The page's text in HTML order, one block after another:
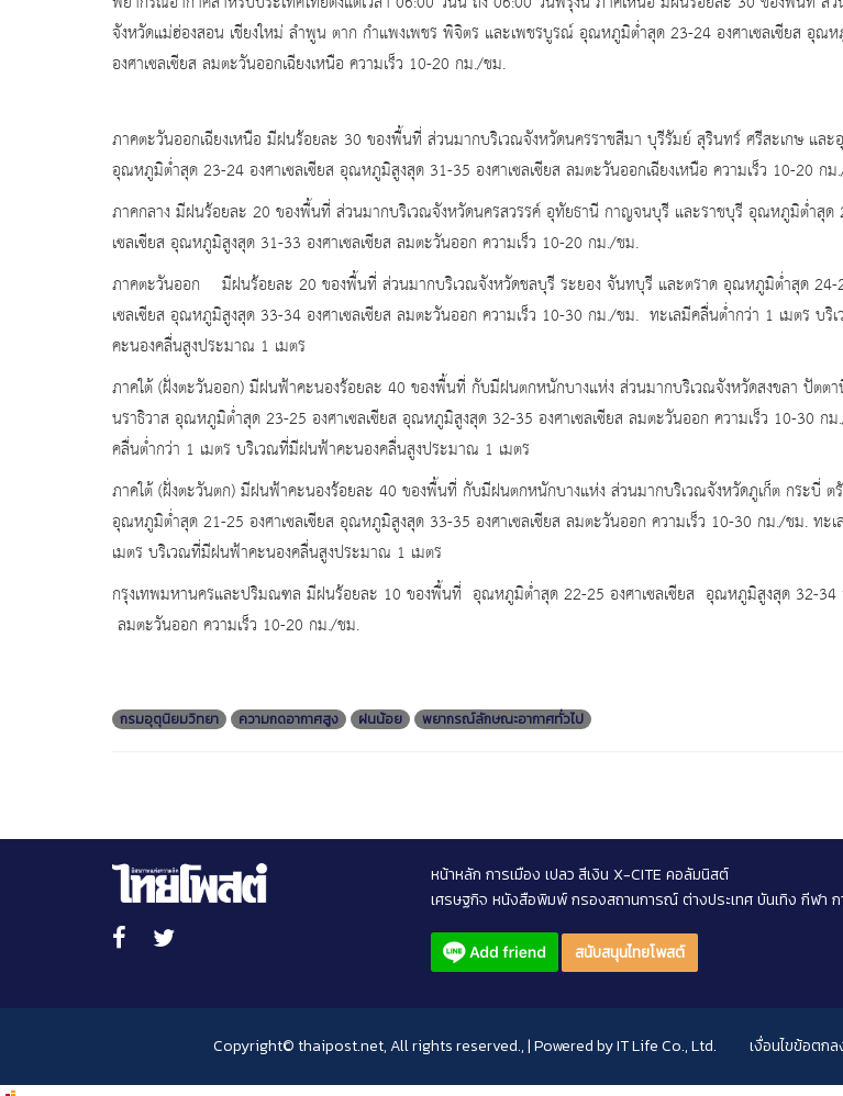
จังหวัดแม่ฮ่องสอน เชียงใหม่ ลำพูน ตาก กำแพงเพชร พิจิตร และเพชรบูรณ์ อุณหภูมิต่ำสุด 23-24 องศาเซลเซียส อุณ
องศาเซลเซียส ลมตะวันออกเฉียงเหนือ ความเร็ว 10-20 กม./ชม.
ภาคตะวันออกเฉียงเหนือ มีฝนร้อยละ 30 ของพื้นที่ ส่วนมากบริเวณจังหวัดนครราชสีมา บุรีรัมย์ สุรินทร์ ศรีสะเกษ และ
อุณหภูมิต่ำสุด 23-24 องศาเซลเซียส อุณหภูมิสูงสุด 31-35 องศาเซลเซียส ลมตะวันออกเฉียงเหนือ ความเร็ว 10-20 ก
ภาคกลาง มีฝนร้อยละ 20 ของพื้นที่ ส่วนมากบริเวณจังหวัดนครสวรรค์ อุทัยธานี กาญจนบุรี และราชบุรี อุณหภูมิต่ำสุด
เซลเซียส อุณหภูมิสูงสุด 31-33 องศาเซลเซียส ลมตะวันออก ความเร็ว 10-20 กม./ชม.
ภาคตะวันออก มีฝนร้อยละ 20 ของพื้นที่ ส่วนมากบริเวณจังหวัดชลบุรี ระยอง จันทบุรี และตราด อุณหภูมิต่ำสุด 24-
เซลเซียส อุณหภูมิสูงสุด 33-34 องศาเซลเซียส ลมตะวันออก ความเร็ว 10-30 กม./ชม. ทะเลมีคลื่นต่ำกว่า 1 เมตร บ
คะนองคลื่นสูงประมาณ 1 เมตร
ภาคใต้ (ฝั่งตะวันออก) มีฝนฟ้าคะนองร้อยละ 40 ของพื้นที่ กับมีฝนตกหนักบางแห่ง ส่วนมากบริเวณจังหวัดสงขลา ปัตต
นราธิวาส อุณหภูมิต่ำสุด 23-25 องศาเซลเซียส อุณหภูมิสูงสุด 32-35 องศาเซลเซียส ลมตะวันออก ความเร็ว 10-30 ก
คลื่นต่ำกว่า 1 เมตร บริเวณที่มีฝนฟ้าคะนองคลื่นสูงประมาณ 1 เมตร
ภาคใต้ (ฝั่งตะวันตก) มีฝนฟ้าคะนองร้อยละ 40 ของพื้นที่ กับมีฝนตกหนักบางแห่ง ส่วนมากบริเวณจังหวัดภูเก็ต กระบี่ ต
อุณหภูมิต่ำสุด 21-25 องศาเซลเซียส อุณหภูมิสูงสุด 33-35 องศาเซลเซียส ลมตะวันออก ความเร็ว 10-30 กม./ชม. ทะ
เมตร บริเวณที่มีฝนฟ้าคะนองคลื่นสูงประมาณ 1 เมตร
กรุงเทพมหานครและปริมณฑล มีฝนร้อยละ 10 ของพื้นที่ อุณหภูมิต่ำสุด 22-25 องศาเซลเซียส อุณหภูมิสูงสุด 32-34
ลมตะวันออก ความเร็ว 10-20 กม./ชม.
กรมอุตุนิยมวิทยา ความกดอากาศสูง ฝนน้อย พยากรณ์ลักษณะอากาศทั่วไป
หน้าหลัก การเมือง เปลว สีเงิน X-CITE คอลัมนิสต์
เศรษฐกิจ หนังสือพิมพ์กรองสถานการณ์ต่างประเทศบันเทิง กีฬา
สนับสนุนไทยโพสต์
Copyright© thaipost.net, All rights reserved., | Powered byIT Life Co., Ltd. เงื่อนไขข้อตกล